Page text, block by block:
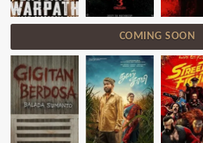
COMING SOON